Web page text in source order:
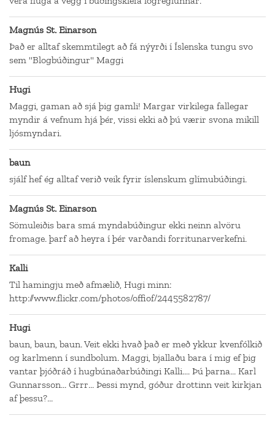
Magnús St. Einarson
Það er alltaf skemmtilegt að fá nýyrði í Íslenska tungu svo
sem "Blogbúðingur" Maggi
Hugi
Maggi, gaman að sjá þig gamli! Margar virkilega fallegar
myndir á vefnum hjá þér, vissi ekki að þú værir svona mikill
ljósmyndari.
baun
sjálf hef ég alltaf verið veik fyrir íslenskum glímubúðingi.
Magnús St. Einarson
Sömuleiðis bara smá myndabúðingur ekki neinn alvöru
fromage. þarf að heyra í þér varðandi forritunarverkefni.
Kalli
Til hamingju með afmælið, Hugi minn:
http://www.flickr.com/photos/offiof/2445582787/
Hugi
baun, baun, baun. Veit ekki hvað það er með ykkur kvenfólkið
og karlmenn í sundbolum. Maggi, bjallaðu bara í mig ef þig
vantar þjóðráð í hugbúnaðarbúðingi Kalli.... Þú þarna... Karl
Gunnarsson... Grrr... Þessi mynd, góður drottinn veit kirkjan
af þessu?...